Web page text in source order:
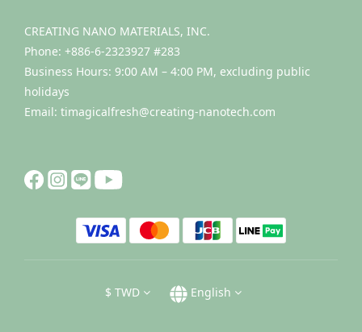
CREATING NANO MATERIALS, INC.
Phone: +886-6-2323927 #283
Business Hours: 9:00 AM – 4:00 PM, excluding public
holidays
Email: timagicalfresh@creating-nanotech.com
$ TWD English